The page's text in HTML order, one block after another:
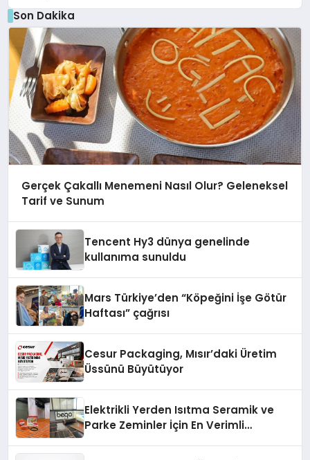
Son Dakika
Gerçek Çakallı Menemeni Nasıl Olur? Geleneksel
Tarif ve Sunum
Tencent Hy3 dünya genelinde
kullanıma sunuldu
Mars Türkiye’den “Köpeğini İşe Götür
Haftası” çağrısı
Cesur Packaging, Mısır’daki Üretim
Üssünü Büyütüyor
Elektrikli Yerden Isıtma Seramik ve
Parke Zeminler İçin En Verimli